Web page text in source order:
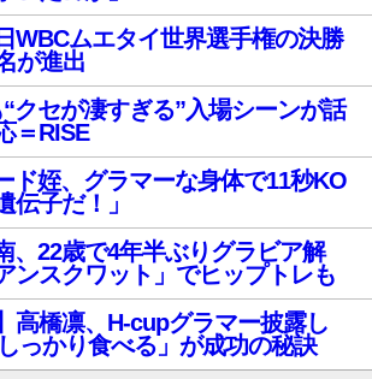
WBCムエタイ世界選手権の決勝
が進出
クセが凄すぎる”入場シーンが話
＝RISE
ド姪、グラマーな身体で11秒KO
伝子だ！」
、22歳で4年半ぶりグラビア解
ンスクワット」でヒップトレも
高橋凛、H-cupグラマー披露し
っかり食べる」が成功の秘訣